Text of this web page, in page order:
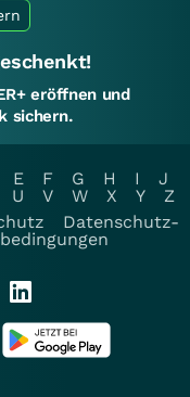
eröffnen und
sichern.
E F G H I
J
U V W X Y
Z
Datenschutz-